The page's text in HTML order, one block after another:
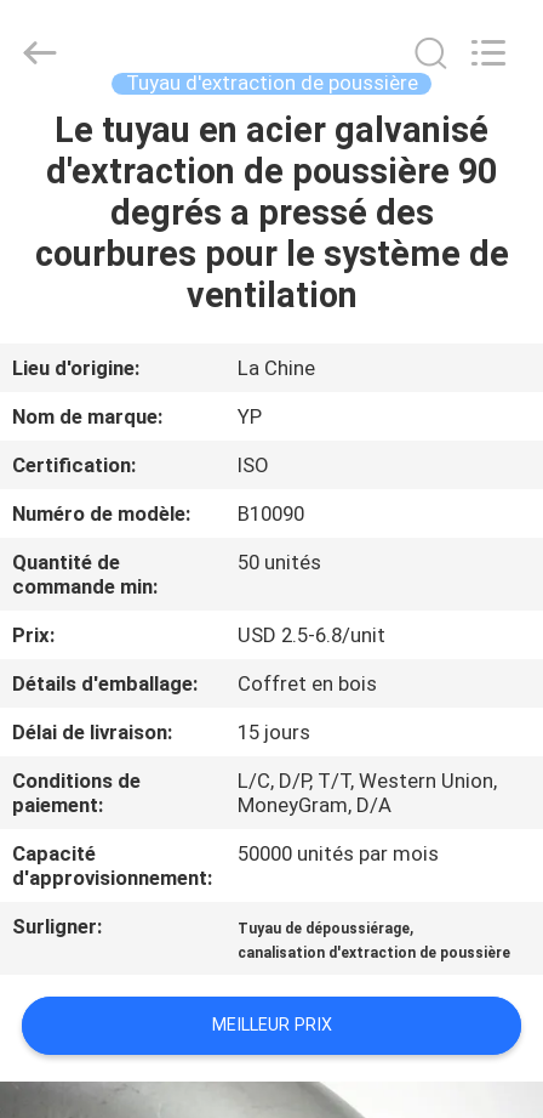
MAISON
À
PROPOS
DE
VISITE
L'USINE
CONTRÔLE
DE
QUALITÉ
NOUS
CONTACTER
NOUVELLES
LES
WOODOO
TRADE
Tuyau d'extraction de poussière
Le tuyau en acier galvanisé
d'extraction de poussière 90
degrés a pressé des
courbures pour le système de
ventilation
Lieu d'origine:
La Chine
Nom de marque:
YP
Certification:
ISO
Numéro de modèle:
B10090
Quantité de
commande min:
50 unités
Prix:
USD 2.5-6.8/unit
Détails d'emballage:
Coffret en bois
Délai de livraison:
15 jours
Conditions de
paiement:
L/C, D/P, T/T, Western Union,
MoneyGram, D/A
Capacité
d'approvisionnement:
50000 unités par mois
Surligner: Tuyau de dépoussiérage,
canalisation d'extraction de poussière
MEILLEUR PRIX